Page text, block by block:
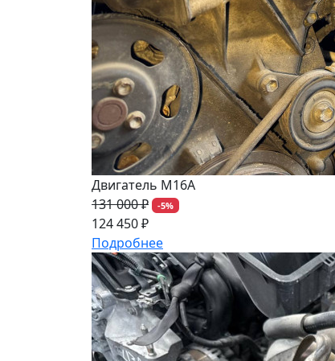
Двигатель M16A
131 000 ₽
-5%
124 450 ₽
Подробнее